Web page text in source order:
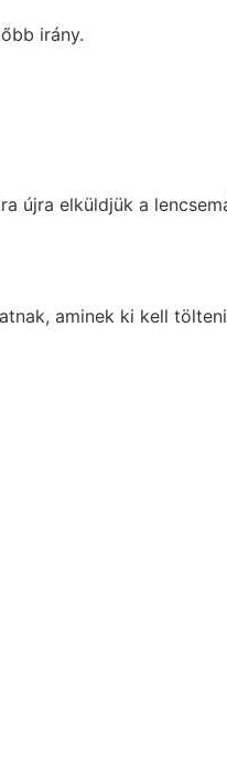
irány.
újra elküldjük a
aminek ki kell